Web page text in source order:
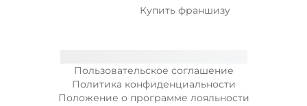
Пользовательское соглашение
Политика конфиденциальности
Положение о программе лояльности
Купить франшизу